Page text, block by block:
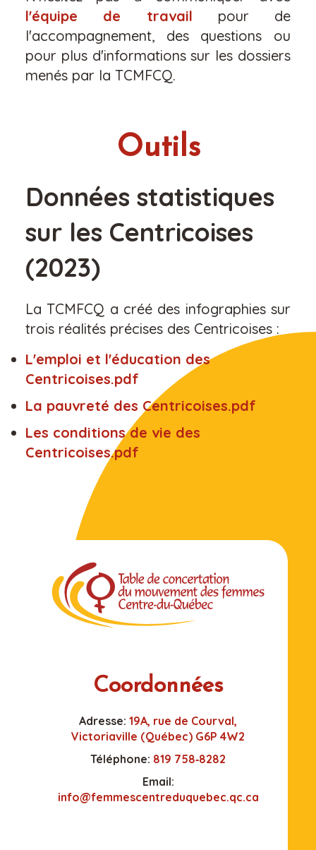
l'équipe de travail pour de
l'accompagnement, des questions ou
pour plus d'informations sur les dossiers
menés par la TCMFCQ.
Outils
Données statistiques
sur les Centricoises
(2023)
La TCMFCQ a créé des infographies sur
trois réalités précises des Centricoises :
L'emploi et l'éducation des
Centricoises.pdf
La pauvreté des Centricoises.pdf
Les conditions de vie des
Centricoises.pdf
Coordonnées
Adresse: 19A, rue de Courval,
Victoriaville (Québec) G6P 4W2
Téléphone: 819 758‑8282
Email:
info@femmescentreduquebec.qc.ca